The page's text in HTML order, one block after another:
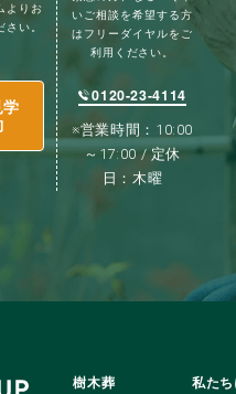
よりお
さい。
学
いご相談を希望する方
はフリーダイヤルをご
利用ください。
0120-23-4114
※営業時間：10:00
～17:00 / 定休
日：木曜
樹木葬 私た